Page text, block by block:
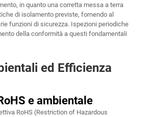
in quanto una corretta messa a terra
di isolamento previste, fornendo al
funzioni di sicurezza. Ispezioni periodiche
della conformità a questi fondamentali
ed Efficienza
e ambientale
RoHS (Restriction of Hazardous